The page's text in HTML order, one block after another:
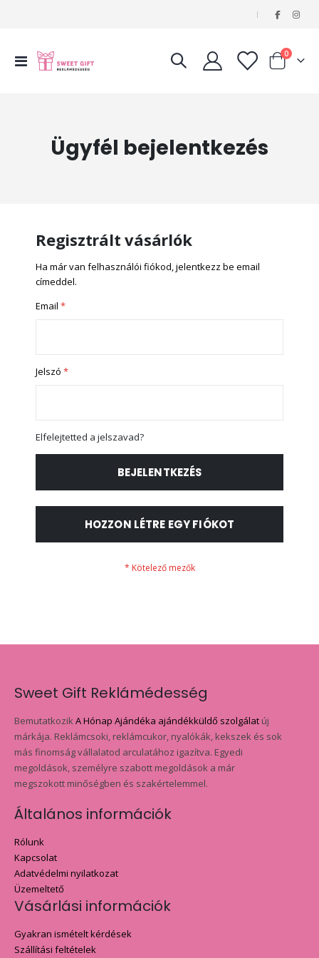
|
Navigáció
váltása
Kosár
0tételeket
Ügyfél bejelentkezés
Regisztrált vásárlók
Ha már van felhasználói fiókod, jelentkezz be email
címeddel.
Email
Jelszó
Elfelejtetted a jelszavad?
BEJELENTKEZÉS
HOZZON LÉTRE EGY FIÓKOT
Sweet Gift Reklámédesség
BemutatkozikA Hónap Ajándéka ajándékküldő szolgálat új
márkája. Reklámcsoki, reklámcukor, nyalókák, kekszek és sok
más finomság vállalatod arculatához igazítva. Egyedi
megoldások, személyre szabott megoldások a már
megszokott minőségben és szakértelemmel.
Általános információk
Rólunk
Kapcsolat
Adatvédelmi nyilatkozat
Üzemeltető
Vásárlási információk
Gyakran ismételt kérdések
Szállítási feltételek